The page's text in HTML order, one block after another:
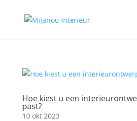
Hoe kiest u een
past?
10 okt 2023